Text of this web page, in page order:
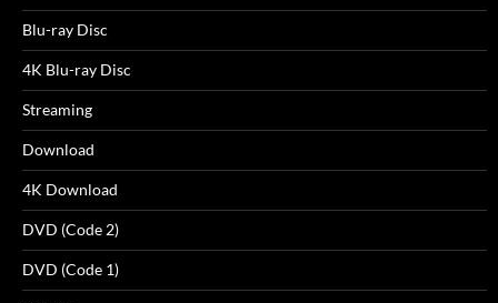
Blu-ray Disc
4K Blu-ray Disc
Streaming
Download
4K Download
DVD (Code 2)
DVD (Code 1)